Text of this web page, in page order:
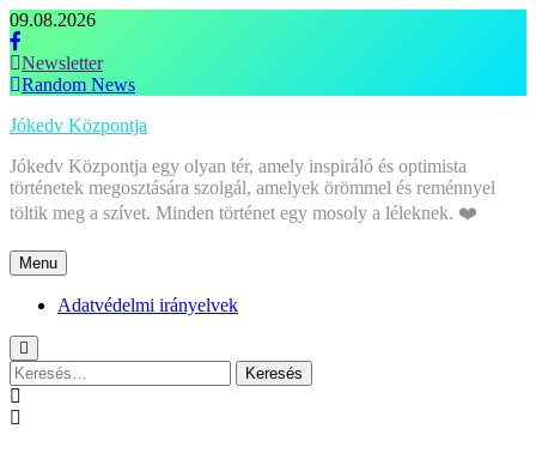
Skip
to
content
09.08.2026
Newsletter
Random News
Jókedv Központja
Jókedv Központja egy olyan tér, amely inspiráló és optimista
történetek megosztására szolgál, amelyek örömmel és reménnyel
töltik meg a szívet. Minden történet egy mosoly a léleknek. ❤️
Menu
Adatvédelmi irányelvek
Keresés: